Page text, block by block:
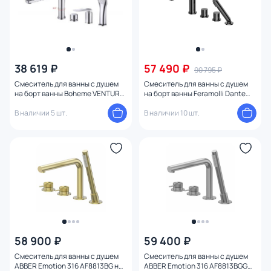
38 619 ₽
Смеситель для ванны с душем
на борт ванны Boheme VENTURO
В наличии 5 шт.
57 490 ₽ 90 795 ₽
Смеситель для ванны с душем
на борт ванны Feramolli Dante
В наличии 10 шт.
58 900 ₽
Смеситель для ванны с душем
ABBER Emotion 316 AF8813BG на
59 400 ₽
Смеситель для ванны с душем
ABBER Emotion 316 AF8813BGG